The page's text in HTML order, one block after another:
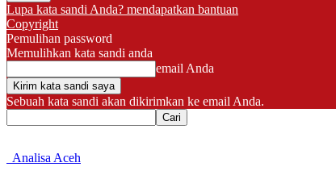
Lupa kata sandi Anda? mendapatkan bantuan
Copyright
Pemulihan password
Memulihkan kata sandi anda
email Anda
Sebuah kata sandi akan dikirimkan ke email Anda.
Analisa Aceh